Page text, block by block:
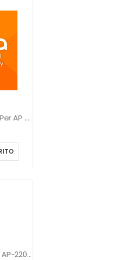
Aruba Licencia Cntrlr Per AP RFProtect Lic E-LTU
Aruba Kit de Montaje AP-220-MNT Negro